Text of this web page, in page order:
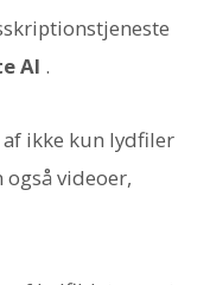
AI .
ikke kun lydfiler
videoer,